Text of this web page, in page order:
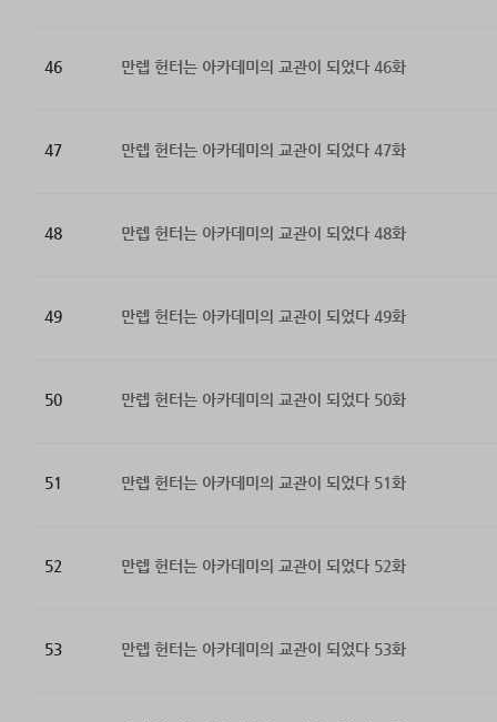
46 만렙 헌터는 아카데미의 교관이 되었다 46화
47 만렙 헌터는 아카데미의 교관이 되었다 47화
48 만렙 헌터는 아카데미의 교관이 되었다 48화
49 만렙 헌터는 아카데미의 교관이 되었다 49화
50 만렙 헌터는 아카데미의 교관이 되었다 50화
51 만렙 헌터는 아카데미의 교관이 되었다 51화
52 만렙 헌터는 아카데미의 교관이 되었다 52화
53 만렙 헌터는 아카데미의 교관이 되었다 53화